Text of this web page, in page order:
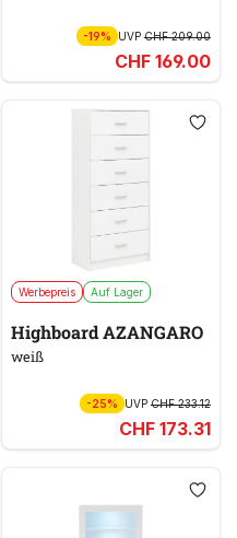
-19% UVPCHF 209.00
CHF 169.00
Werbepreis Auf Lager
Highboard AZANGARO
weiß
-25% UVPCHF 233.12
CHF 173.31